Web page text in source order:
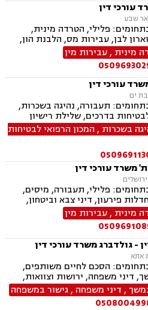
עורכי דין
פלילי, הטרדה מינית,
לבן, עבירות מס, הלבנת הון,
קטינים, אלימות במשפחה, עבירות
עבירות סייבר, סירוב ויזה
פלילי, הסגרה ופשיעה
עבירה, תעבורה, נהיגה בשכרות,
בדרכים, שלילת רישיון
מנהלית.
מינית ,עבירות מין
עורכי דין
תעבורה, נהיגה בשכרות,
בדרכים, שלילת רישיון
מנהלית
בשכרות , המכון הרפואי לבטיחות
משרד עורכי דין
פלילי, תעבורה, מיסים,
פירעון, דיני צבא וביטחון,
מינית ,עבירות מין
- גולדברג משרד עורכי דין
הסכם לחיים משותפים,
דיני משפחה, ירושות וצוואות,
לאומי, תעבורה, פשיטת רגל,
לפועל
, דיני משפחה ,גישור במשפחה